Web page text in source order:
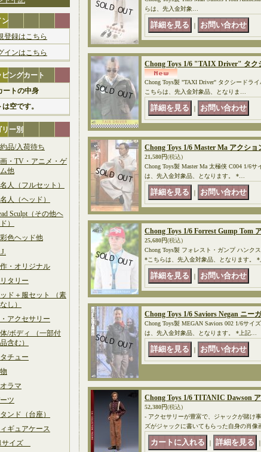
ン
登録はこちら
インはこちら
ピングカート
ートの中身
空です。
ー別
品/入荷待ち
・TV・アニメ・ゲ
他
人（フルセット）
人（ヘッド）
Sculpt（その他ヘ
）
色ヘッド他
・オリジナル
リタリー
ド＋服セット （素
し）
アクセサリー
/ボディ （一部付
含む）
チュー
ラマ
ツ
ンド（台座）
ギュアケース
サイズ
らは、先入金対象…
｜
Chong Toys 1/6 "TAIX Driver" タク
Chong Toys製 "TAXI Driver" タクシードラ
こちらは、先入金対象品、となりま…
｜
Chong Toys 1/6 Master Ma アクシ
21,580円(税込)
Chong Toys製 Master Ma 太極侠 C004 1/6
は、先入金対象品、となります。 *…
｜
Chong Toys 1/6 Forrest Gump Tom
25,680円(税込)
Chong Toys製 フォレスト・ガンプ ハンク
*こちらは、先入金対象品、となります。 *
｜
Chong Toys 1/6 Saviors Negan ニ
Chong Toys製 MEGAN Saviors 002 1/6サ
は、先入金対象品、となります。 *上記…
｜
Chong Toys 1/6 TITANIC Dawson
52,380円(税込)
- アクセサリーが豊富で、ジャックが賭け
ズがジャックに書いてもらった自身の肖
｜ ｜